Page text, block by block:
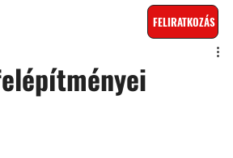
FELIRATKOZÁS